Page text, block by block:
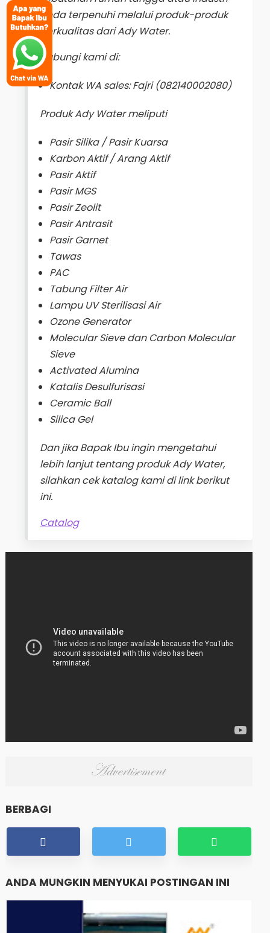
Anda terpenuhi melalui produk-produk
berkualitas dari Ady Water.
Hubungi kami di:
Kontak WA sales: Fajri (082140002080)
Produk Ady Water meliputi
Pasir Silika / Pasir Kuarsa
Karbon Aktif / Arang Aktif
Pasir Aktif
Pasir MGS
Pasir Zeolit
Pasir Antrasit
Pasir Garnet
Tawas
PAC
Tabung Filter Air
Lampu UV Sterilisasi Air
Ozone Generator
Molecular Sieve dan Carbon Molecular
Sieve
Activated Alumina
Katalis Desulfurisasi
Ceramic Ball
Silica Gel
Dan jika Bapak Ibu ingin mengetahui
lebih lanjut tentang produk Ady Water,
silahkan cek katalog kami di link berikut
ini.
Catalog
BERBAGI
ANDA MUNGKIN MENYUKAI POSTINGAN INI